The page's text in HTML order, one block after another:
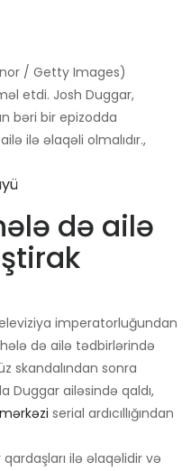
/ Getty Images)
etdi. Josh Duggar,
bəri bir epizodda
ilə əlaqəli olmalıdır.,
də ailə
imperatorluğundan
də ailə tədbirlərində
skandalından sonra
Duggar ailəsində qaldı,
serial ardıcıllığından
ilə əlaqəlidir və